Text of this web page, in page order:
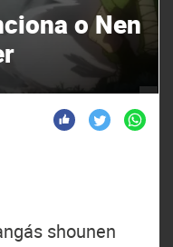
o Nen
shounen